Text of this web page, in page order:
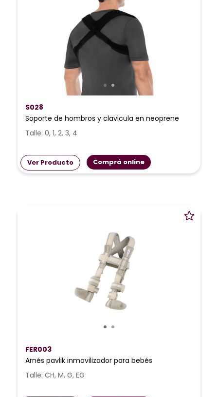
S028
Soporte de hombros y clavicula en neoprene
Talle: 0, 1, 2, 3, 4
Ver Producto Comprá online
FER003
Arnés pavlik inmovilizador para bebés
Talle: CH, M, G, EG